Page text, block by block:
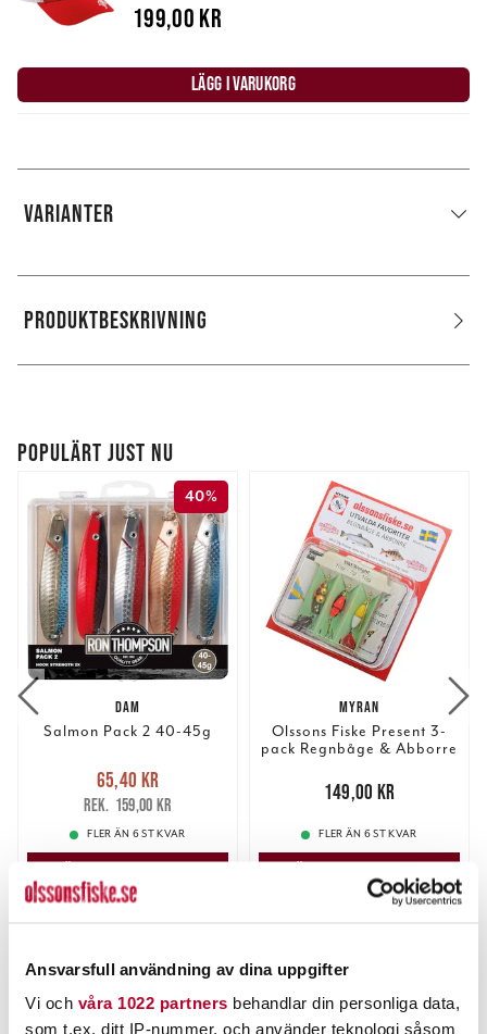
Ansvarsfull användning av dina uppgifter
Vi och våra 1022 partners behandlar din personliga data,
som t.ex. ditt IP-nummer, och använder teknologi såsom
199,00 kr
LÄGG I VARUKORG
VARIANTER
PRODUKTBESKRIVNING
POPULÄRT JUST NU
40%
DAM
Salmon Pack 2 40-45g
Nuvarande pris
65,40 krTidigare pris
159,00 kr
65,40 kr
159,00 kr
FLER ÄN 6 ST KVAR
MYRAN
Olssons Fiske Present 3-
pack Regnbåge & Abborre
149,00 kr
149,00 kr
FLER ÄN 6 ST KVAR